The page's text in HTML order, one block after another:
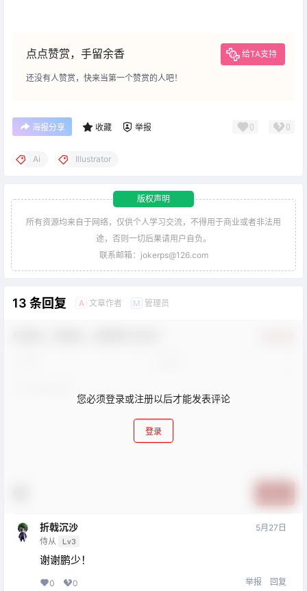
点点赞赏，手留余香 给TA支持
还没有人赞赏，快来当第一个赞赏的人吧！
海报分享 收藏 举报 0 0
Ai Illustrator
版权声明
所有资源均来自于网络，仅供个人学习交流，不得用于商业或者非法用
途，否则一切后果请用户自负。
联系邮箱：jokerps@126.com
13 条回复 A 文章作者 M 管理员
您必须登录或注册以后才能发表评论
登录
折戟沉沙
侍从 Lv3
5月27日
谢谢鹏少！
0 0 举报 回复